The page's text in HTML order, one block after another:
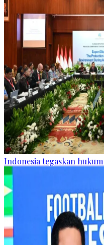
Indonesia tegaskan